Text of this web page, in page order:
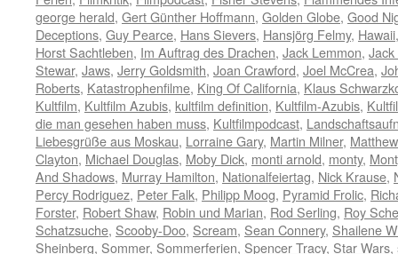
george herald, Gert Günther Hoffmann, Golden Globe, Good
Deceptions, Guy Pearce, Hans Sievers, Hansjörg Felmy, Hawaii
Horst Sachtleben, Im Auftrag des Drachen, Jack Lemmon, Jack
Stewar, Jaws, Jerry Goldsmith, Joan Crawford, Joel McCrea,
Roberts, Katastrophenfilme, King Of California, Klaus
Kultfilm, Kultfilm Azubis, kultfilm definition, Kultfilm-Azubis,
die man gesehen haben muss, Kultfilmpodcast,
Liebesgrüße aus Moskau, Lorraine Gary, Martin Milner,
Clayton, Michael Douglas, Moby Dick, monti arnold, monty,
And Shadows, Murray Hamilton, Nationalfeiertag, Nick Krause,
Percy Rodriguez, Peter Falk, Philipp Moog, Pyramid Frolic,
Forster, Robert Shaw, Robin und Marian, Rod Serling, Roy
Schatzsuche, Scooby-Doo, Scream, Sean Connery, Shailene
Sheinberg, Sommer, Sommerferien, Spencer Tracy, Star Wars,